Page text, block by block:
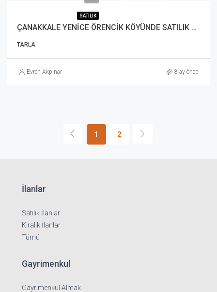
SATILIK
ÇANAKKALE YENİCE ÖRENCİK KÖYÜNDE SATILIK TARLA
TARLA
Evren Akpınar 8 ay önce
1 2
İlanlar
Satılık İlanlar
Kiralık İlanlar
Tümü
Gayrimenkul
Gayrimenkul Almak